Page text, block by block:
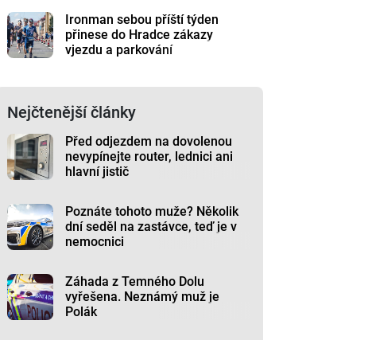
Ironman sebou příští týden
přinese do Hradce zákazy
vjezdu a parkování
Nejčtenější články
Před odjezdem na dovolenou
nevypínejte router, lednici ani
hlavní jistič
Poznáte tohoto muže? Několik
dní seděl na zastávce, teď je v
nemocnici
Záhada z Temného Dolu
vyřešena. Neznámý muž je
Polák